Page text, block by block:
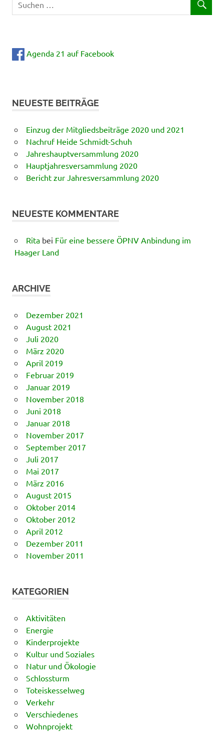
Agenda 21 auf Facebook
NEUESTE BEITRÄGE
Einzug der Mitgliedsbeiträge 2020 und 2021
Nachruf Heide Schmidt-Schuh
Jahreshauptversammlung 2020
Hauptjahresversammlung 2020
Bericht zur Jahresversammlung 2020
NEUESTE KOMMENTARE
Ritabei Für eine bessere ÖPNV Anbindung im
Haager Land
ARCHIVE
Dezember 2021
August 2021
Juli 2020
März 2020
April 2019
Februar 2019
Januar 2019
November 2018
Juni 2018
Januar 2018
November 2017
September 2017
Juli 2017
Mai 2017
März 2016
August 2015
Oktober 2014
Oktober 2012
April 2012
Dezember 2011
November 2011
KATEGORIEN
Aktivitäten
Energie
Kinderprojekte
Kultur und Soziales
Natur und Ökologie
Schlossturm
Toteiskesselweg
Verkehr
Verschiedenes
Wohnprojekt